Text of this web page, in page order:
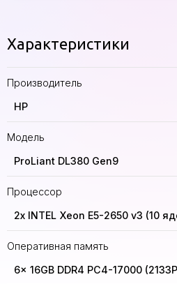
Характеристики
Производитель
HP
Модель
ProLiant DL380 Gen9
Процессор
2x INTEL Xeon E5-2650 v3 (10
Оперативная память
6x 16GB DDR4 PC4-17000